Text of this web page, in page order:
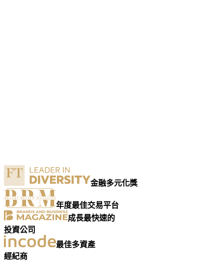
金融多元化獎
年度最佳交易平台
成長最快速的
投資公司
最佳多資產
經紀商